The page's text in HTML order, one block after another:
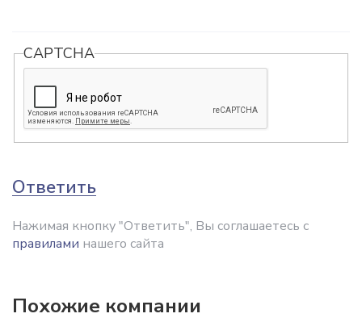
CAPTCHA
Ответить
Нажимая кнопку "Ответить", Вы соглашаетесь с
правилами нашего сайта
Похожие компании